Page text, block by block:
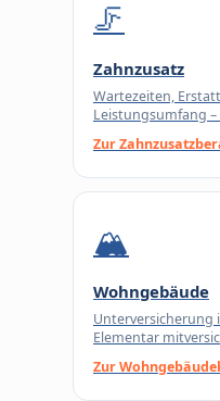
🦵
Zahnzusatz
Wartezeiten,
Leistungsumfang
Zur
🏔
Wohngebäude
Unterversicherung
Elementar
Zur